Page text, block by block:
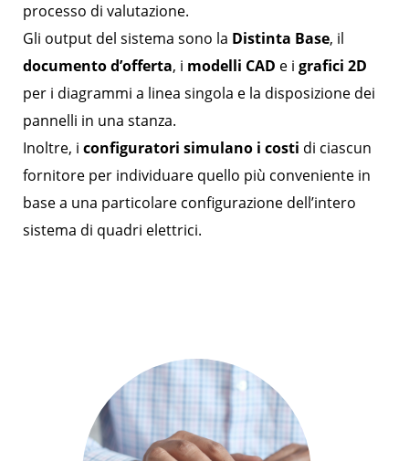
processo di valutazione.
Gli output del sistema sono la Distinta Base, il
documento d’offerta, i modelli CAD e i grafici 2D
per i diagrammi a linea singola e la disposizione dei
pannelli in una stanza.
Inoltre, i configuratori simulano i costi di ciascun
fornitore per individuare quello più conveniente in
base a una particolare configurazione dell’intero
sistema di quadri elettrici.